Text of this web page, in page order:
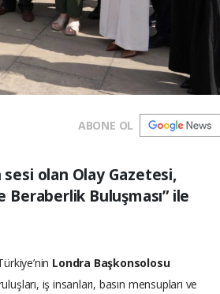
ABONE OL
olan Olay Gazetesi,
Beraberlik Buluşması” ile
Londra Başkonsolosu
iş insanları, basın mensupları ve